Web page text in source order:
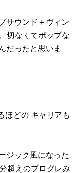
サウンド＋ヴィン
切なくてポップな
だったと思いま
ほどの キャリアも
ジック風になった
超えのプログレみ